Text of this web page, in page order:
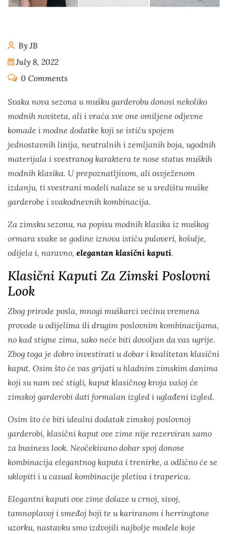
By JB
July 8, 2022
0 Comments
Svaka nova sezona u mušku garderobu donosi nekoliko
modnih noviteta, ali i vraća sve one omiljene odjevne
komade i modne dodatke koji se ističu spojem
jednostavnih linija, neutralnih i zemljanih boja, ugodnih
materijala i svestranog karaktera te nose status muških
modnih klasika. U prepoznatljivom, ali osvježenom
izdanju, ti svestrani modeli nalaze se u središtu muške
garderobe i svakodnevnih kombinacija.
Za zimsku sezonu, na popisu modnih klasika iz muškog
ormara svake se godine iznova ističupuloveri, košulje,
odijela i, naravno, elegantan klasični kaputi.
Klasični Kaputi Za Zimski Poslovni
Look
Zbog prirode posla, mnogi muškarci većinu vremena
provode u odijelima ili drugim poslovnim kombinacijama,
no kad stigne zima, sako neće biti dovoljan da vas ugrije.
Zbog toga je dobro investirati u dobar i kvalitetan klasični
kaput. Osim što će vas grijati u hladnim zimskim danima
koji su nam već stigli, kaput klasičnog kroja vašoj će
zimskoj garderobi dati formalan izgled i uglađeni izgled.
Osim što će biti idealni dodatak zimskoj poslovnoj
garderobi, klasični kaput ove zime nije rezerviran samo
za business look. Neočekivano dobar spoj donose
kombinacija elegantnog kaputa i trenirke, a odlično će se
uklopiti i ucasual kombinacije pletiva i traperica.
Elegantni kaputi ove zime dolaze u crnoj, sivoj,
tamnoplavoj i smeđoj boji te u kariranom i herringtone
uzorku, nastavku smo izdvojili najbolje modele koje